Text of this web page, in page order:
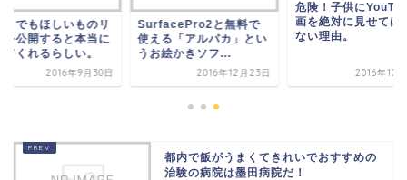
トでもほしいものリ
を公開すると本当に
てくれるらしい。
2016年9月30日
SurfacePro2と無料で
使える「アルパカ」とい
うお絵かきソフ...
2016年12月23日
危険！子供に
画を絶対に見せては
ない理由。
2016年10
都内で飯がうまくてきれいでおすすめの
治験の病院は墨田病院だ！